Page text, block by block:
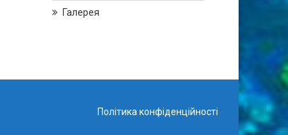
Галерея
Політика конфіденційності